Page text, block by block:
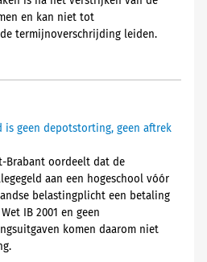
en kan niet tot
termijnoverschrijding leiden.
is geen depotstorting, geen aftrek
Brabant oordeelt dat de
aan een hogeschool vóór
belastingplicht een betaling
IB 2001 en geen
komen daarom niet